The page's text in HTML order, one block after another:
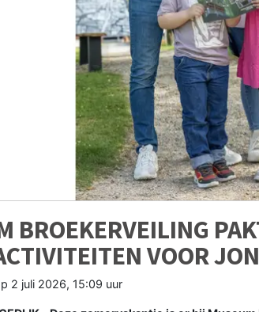
BROEKERVEILING
VOOR
2 juli 2026, 15:09 uur